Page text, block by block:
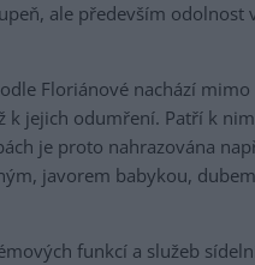
ale především odolnost
Floriánové nachází
jejich odumření. Patří k
je proto nahrazována
javorem babykou,
funkcí a služeb